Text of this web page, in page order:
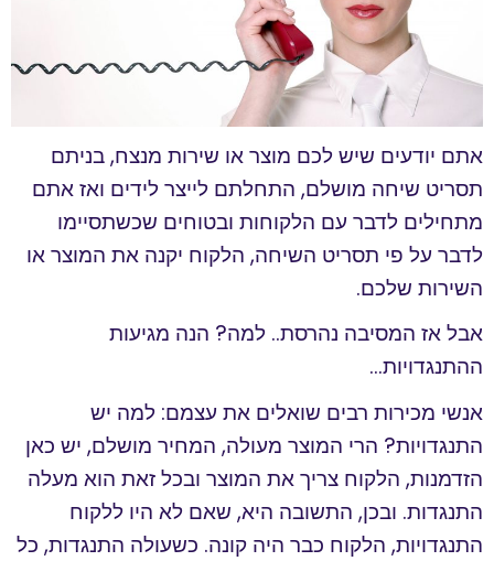
הוסף קו תחתון לקישורים
font_download סמן קישורים
לאפס
את
כל
cached
אתם יודעים שיש לכם מוצר או שירות מנצח, בניתם
תסריט שיחה מושלם, התחלתם לייצר לידים ואז אתם
מתחילים לדבר עם הלקוחות ובטוחים שכשתסיימו
לדבר על פי תסריט השיחה, הלקוח יקנה את המוצר או
השירות שלכם.
אבל אז המסיבה נהרסת.. למה? הנה מגיעות
ההתנגדויות…
אנשי מכירות רבים שואלים את עצמם: למה יש
התנגדויות? הרי המוצר מעולה, המחיר מושלם, יש כאן
הזדמנות, הלקוח צריך את המוצר ובכל זאת הוא מעלה
התנגדות. ובכן, התשובה היא, שאם לא היו ללקוח
התנגדויות, הלקוח כבר היה קונה. כשעולה התנגדות, כל